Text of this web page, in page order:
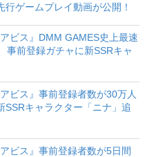
ゲームプレイ動画が公開！
ビス』DMM GAMES史上最速
事前登録ガチャに新SSRキャ
ビス』事前登録者数が30万人
SSRキャラクター「ニナ」追
ビス』事前登録者数が5日間